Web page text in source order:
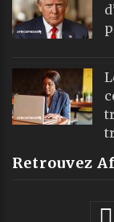
Retrouvez